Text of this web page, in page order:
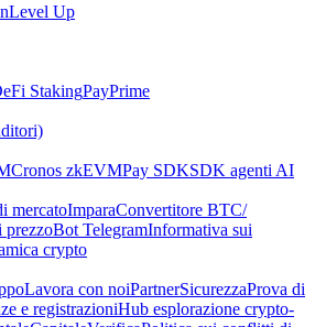
Level Up
StakingPayPrime
Cronos zkEVMPay SDKSDK agenti AI
mercatoImparaConvertitore BTC/
prezzoBot TelegramInformativa sui
crypto
Lavora con noiPartnerSicurezzaProva di
e registrazioniHub esplorazione crypto-